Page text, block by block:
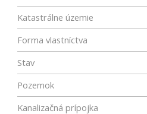
Katastrálne územie
Forma vlastníctva
Stav
Pozemok
Kanalizačná prípojka